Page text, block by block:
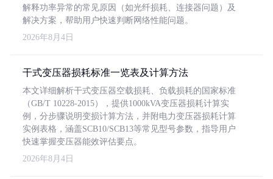
解释功率异常的常见原因（如光纤损耗、连接器问题）及
解决方案，帮助用户快速判断网络性能问题。
2026年8月4日
干式变压器损耗标准一览表及计算方法
本文详细解析干式变压器空载损耗、负载损耗的国家标准
（GB/T 10228-2015），提供1000kVA变压器损耗计算实
例，分步骤说明变损计算方法，并附电力变压器损耗计算
实例表格，涵盖SCB10/SCB13等常见型号参数，指导用户
快速掌握变压器能效评估要点。
2026年8月4日